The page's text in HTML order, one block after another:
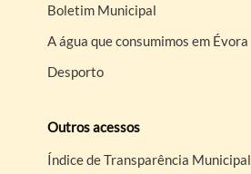
Boletim Municipal
A água que consumimos em Évora
Desporto
Outros acessos
Índice de Transparência Municipal